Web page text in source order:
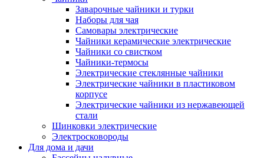
Заварочные чайники и турки
Наборы для чая
Самовары электрические
Чайники керамические электрические
Чайники со свистком
Чайники-термосы
Электрические стеклянные чайники
Электрические чайники в пластиковом
корпусе
Электрические чайники из нержавеющей
стали
Шинковки электрические
Электросковороды
Для дома и дачи